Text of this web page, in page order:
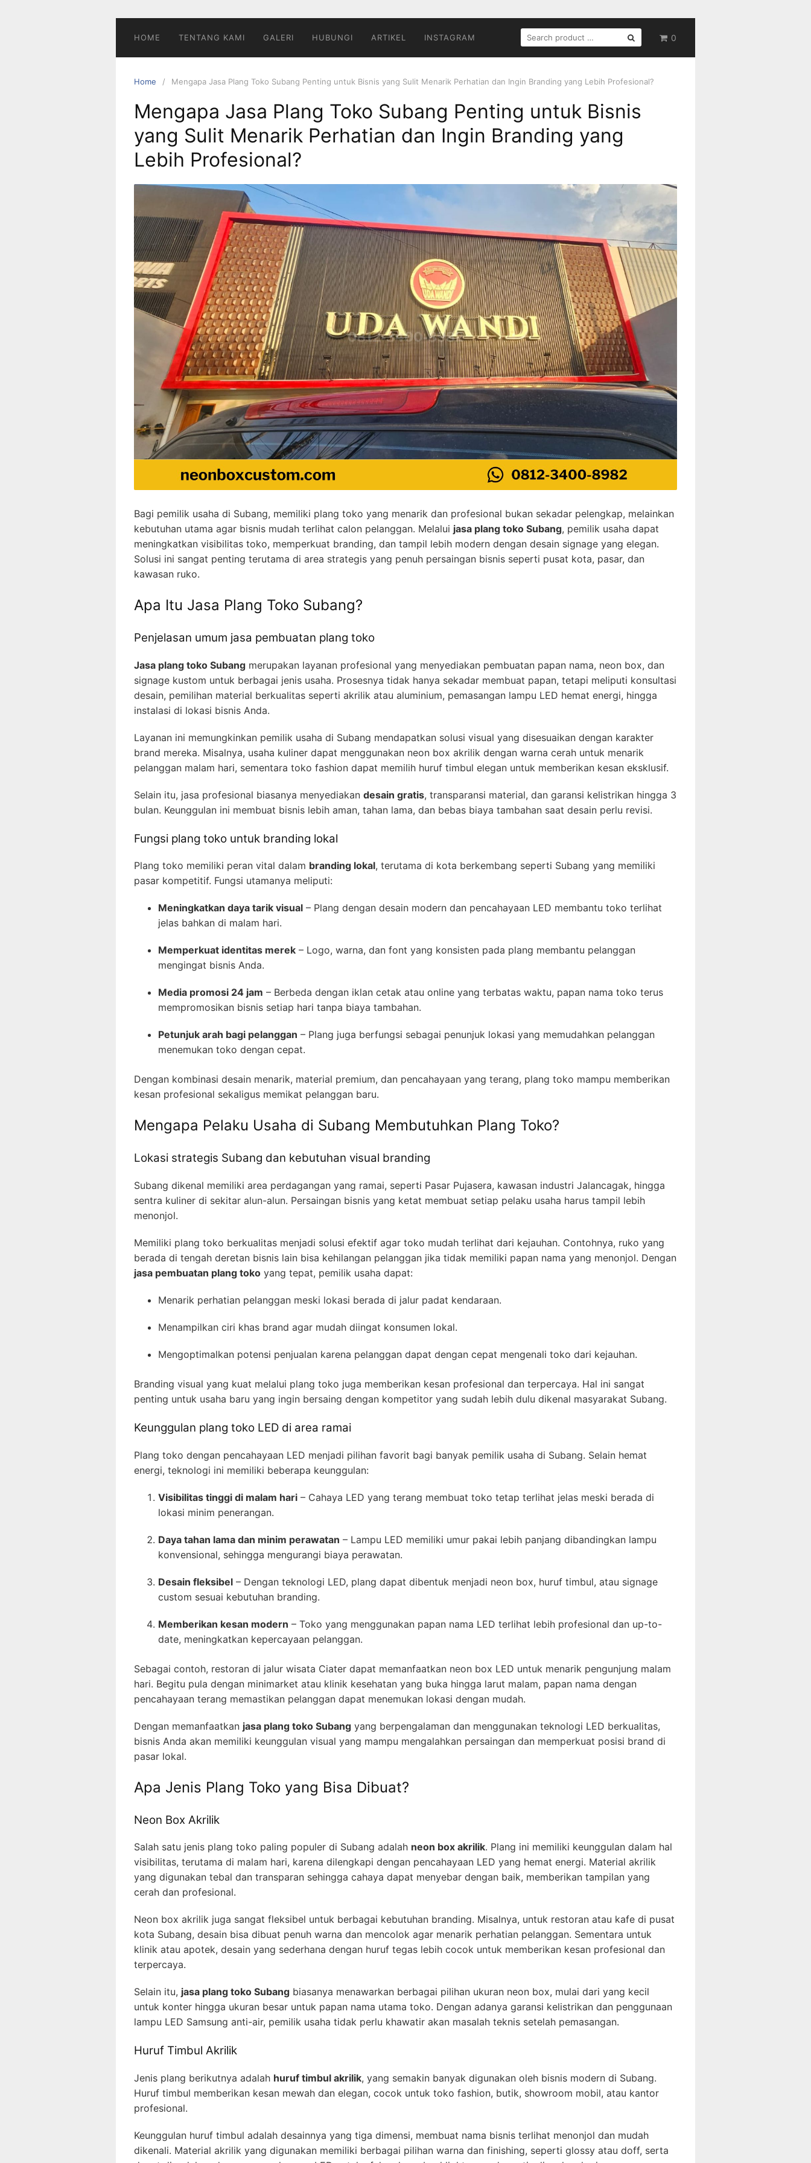
0
HOME TENTANG KAMI GALERI HUBUNGI ARTIKEL INSTAGRAM
SEARCH
FOR:
Home Mengapa Jasa Plang Toko Subang Penting untuk Bisnis yang Sulit Menarik Perhatian dan Ingin Branding yang Lebih Profesional?
Mengapa Jasa Plang Toko Subang Penting untuk Bisnis
yang Sulit Menarik Perhatian dan Ingin Branding yang
Lebih Profesional?
Bagi pemilik usaha di Subang, memiliki plang toko yang menarik dan profesional bukan sekadar pelengkap, melainkan
kebutuhan utama agar bisnis mudah terlihat calon pelanggan. Melalui jasa plang toko Subang, pemilik usaha dapat
meningkatkan visibilitas toko, memperkuat branding, dan tampil lebih modern dengan desain signage yang elegan.
Solusi ini sangat penting terutama di area strategis yang penuh persaingan bisnis seperti pusat kota, pasar, dan
kawasan ruko.
Apa Itu Jasa Plang Toko Subang?
Penjelasan umum jasa pembuatan plang toko
Jasa plang toko Subang merupakan layanan profesional yang menyediakan pembuatan papan nama, neon box, dan
signage kustom untuk berbagai jenis usaha. Prosesnya tidak hanya sekadar membuat papan, tetapi meliputi konsultasi
desain, pemilihan material berkualitas seperti akrilik atau aluminium, pemasangan lampu LED hemat energi, hingga
instalasi di lokasi bisnis Anda.
Layanan ini memungkinkan pemilik usaha di Subang mendapatkan solusi visual yang disesuaikan dengan karakter
brand mereka. Misalnya, usaha kuliner dapat menggunakan neon box akrilik dengan warna cerah untuk menarik
pelanggan malam hari, sementara toko fashion dapat memilih huruf timbul elegan untuk memberikan kesan eksklusif.
Selain itu, jasa profesional biasanya menyediakan desain gratis, transparansi material, dan garansi kelistrikan hingga 3
bulan. Keunggulan ini membuat bisnis lebih aman, tahan lama, dan bebas biaya tambahan saat desain perlu revisi.
Fungsi plang toko untuk branding lokal
Plang toko memiliki peran vital dalam branding lokal, terutama di kota berkembang seperti Subang yang memiliki
pasar kompetitif. Fungsi utamanya meliputi:
Meningkatkan daya tarik visual – Plang dengan desain modern dan pencahayaan LED membantu toko terlihat
jelas bahkan di malam hari.
Memperkuat identitas merek – Logo, warna, dan font yang konsisten pada plang membantu pelanggan
mengingat bisnis Anda.
Media promosi 24 jam – Berbeda dengan iklan cetak atau online yang terbatas waktu, papan nama toko terus
mempromosikan bisnis setiap hari tanpa biaya tambahan.
Petunjuk arah bagi pelanggan – Plang juga berfungsi sebagai penunjuk lokasi yang memudahkan pelanggan
menemukan toko dengan cepat.
Dengan kombinasi desain menarik, material premium, dan pencahayaan yang terang, plang toko mampu memberikan
kesan profesional sekaligus memikat pelanggan baru.
Mengapa Pelaku Usaha di Subang Membutuhkan Plang Toko?
Lokasi strategis Subang dan kebutuhan visual branding
Subang dikenal memiliki area perdagangan yang ramai, seperti Pasar Pujasera, kawasan industri Jalancagak, hingga
sentra kuliner di sekitar alun-alun. Persaingan bisnis yang ketat membuat setiap pelaku usaha harus tampil lebih
menonjol.
Memiliki plang toko berkualitas menjadi solusi efektif agar toko mudah terlihat dari kejauhan. Contohnya, ruko yang
berada di tengah deretan bisnis lain bisa kehilangan pelanggan jika tidak memiliki papan nama yang menonjol. Dengan
jasa pembuatan plang toko yang tepat, pemilik usaha dapat:
Menarik perhatian pelanggan meski lokasi berada di jalur padat kendaraan.
Menampilkan ciri khas brand agar mudah diingat konsumen lokal.
Mengoptimalkan potensi penjualan karena pelanggan dapat dengan cepat mengenali toko dari kejauhan.
Branding visual yang kuat melalui plang toko juga memberikan kesan profesional dan terpercaya. Hal ini sangat
penting untuk usaha baru yang ingin bersaing dengan kompetitor yang sudah lebih dulu dikenal masyarakat Subang.
Keunggulan plang toko LED di area ramai
Plang toko dengan pencahayaan LED menjadi pilihan favorit bagi banyak pemilik usaha di Subang. Selain hemat
energi, teknologi ini memiliki beberapa keunggulan:
Visibilitas tinggi di malam hari – Cahaya LED yang terang membuat toko tetap terlihat jelas meski berada di
lokasi minim penerangan.
Daya tahan lama dan minim perawatan – Lampu LED memiliki umur pakai lebih panjang dibandingkan lampu
konvensional, sehingga mengurangi biaya perawatan.
Desain fleksibel – Dengan teknologi LED, plang dapat dibentuk menjadi neon box, huruf timbul, atau signage
custom sesuai kebutuhan branding.
Memberikan kesan modern – Toko yang menggunakan papan nama LED terlihat lebih profesional dan up-to-
date, meningkatkan kepercayaan pelanggan.
Sebagai contoh, restoran di jalur wisata Ciater dapat memanfaatkan neon box LED untuk menarik pengunjung malam
hari. Begitu pula dengan minimarket atau klinik kesehatan yang buka hingga larut malam, papan nama dengan
pencahayaan terang memastikan pelanggan dapat menemukan lokasi dengan mudah.
Dengan memanfaatkan jasa plang toko Subang yang berpengalaman dan menggunakan teknologi LED berkualitas,
bisnis Anda akan memiliki keunggulan visual yang mampu mengalahkan persaingan dan memperkuat posisi brand di
pasar lokal.
Apa Jenis Plang Toko yang Bisa Dibuat?
Neon Box Akrilik
Salah satu jenis plang toko paling populer di Subang adalah neon box akrilik. Plang ini memiliki keunggulan dalam hal
visibilitas, terutama di malam hari, karena dilengkapi dengan pencahayaan LED yang hemat energi. Material akrilik
yang digunakan tebal dan transparan sehingga cahaya dapat menyebar dengan baik, memberikan tampilan yang
cerah dan profesional.
Neon box akrilik juga sangat fleksibel untuk berbagai kebutuhan branding. Misalnya, untuk restoran atau kafe di pusat
kota Subang, desain bisa dibuat penuh warna dan mencolok agar menarik perhatian pelanggan. Sementara untuk
klinik atau apotek, desain yang sederhana dengan huruf tegas lebih cocok untuk memberikan kesan profesional dan
terpercaya.
Selain itu, jasa plang toko Subang biasanya menawarkan berbagai pilihan ukuran neon box, mulai dari yang kecil
untuk konter hingga ukuran besar untuk papan nama utama toko. Dengan adanya garansi kelistrikan dan penggunaan
lampu LED Samsung anti-air, pemilik usaha tidak perlu khawatir akan masalah teknis setelah pemasangan.
Huruf Timbul Akrilik
Jenis plang berikutnya adalah huruf timbul akrilik, yang semakin banyak digunakan oleh bisnis modern di Subang.
Huruf timbul memberikan kesan mewah dan elegan, cocok untuk toko fashion, butik, showroom mobil, atau kantor
profesional.
Keunggulan huruf timbul adalah desainnya yang tiga dimensi, membuat nama bisnis terlihat menonjol dan mudah
dikenali. Material akrilik yang digunakan memiliki berbagai pilihan warna dan finishing, seperti glossy atau doff, serta